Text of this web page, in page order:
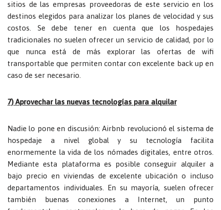
sitios de las empresas proveedoras de este servicio en los
destinos elegidos para analizar los planes de velocidad y sus
costos. Se debe tener en cuenta que los hospedajes
tradicionales no suelen ofrecer un servicio de calidad, por lo
que nunca está de más explorar las ofertas de wifi
transportable que permiten contar con excelente back up en
caso de ser necesario.
7) Aprovechar las nuevas tecnologías para alquilar
Nadie lo pone en discusión: Airbnb revolucionó el sistema de
hospedaje a nivel global y su tecnología facilita
enormemente la vida de los nómades digitales, entre otros.
Mediante esta plataforma es posible conseguir alquiler a
bajo precio en viviendas de excelente ubicación o incluso
departamentos individuales. En su mayoría, suelen ofrecer
también buenas conexiones a Internet, un punto